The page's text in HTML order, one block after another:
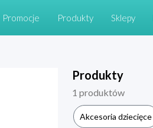
Promocje Produkty Sklepy
Produkty
1 produktów
Akcesoria dziecięce